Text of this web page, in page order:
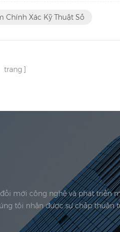
Chính Xác Kỹ Thuật Số
trang
mới công nghệ và phát triển
tôi nhận được sự chấp thuận
cho công ty chúng tôi được đặt